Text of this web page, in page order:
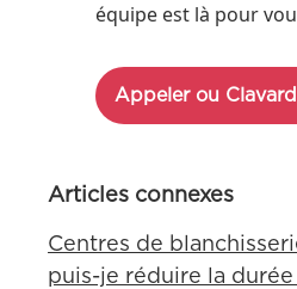
équipe est là pour
Appeler ou
Articles connexes
Centres de
puis-je réduire la